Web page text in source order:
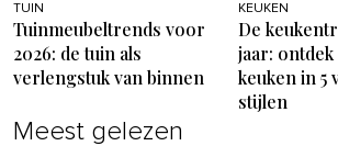
TUIN
Tuinmeubeltrends voor
2026: de tuin als
verlengstuk van binnen
KEUKEN
De
jaar:
keuken in 5
stijlen
Meest gelezen